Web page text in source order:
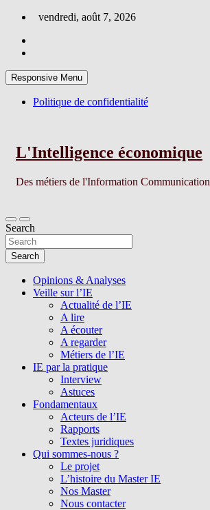
Skip
content
vendredi, août 7, 2026
Responsive Menu
Politique de confidentialité
L'Intelligence économique
Des métiers de l'Information Communication
Search
Search
Opinions & Analyses
Veille sur l’IE
Actualité de l’IE
A lire
A écouter
A regarder
Métiers de l’IE
IE par la pratique
Interview
Astuces
Fondamentaux
Acteurs de l’IE
Rapports
Textes juridiques
Qui sommes-nous ?
Le projet
L’histoire du Master IE
Nos Master
Nous contacter